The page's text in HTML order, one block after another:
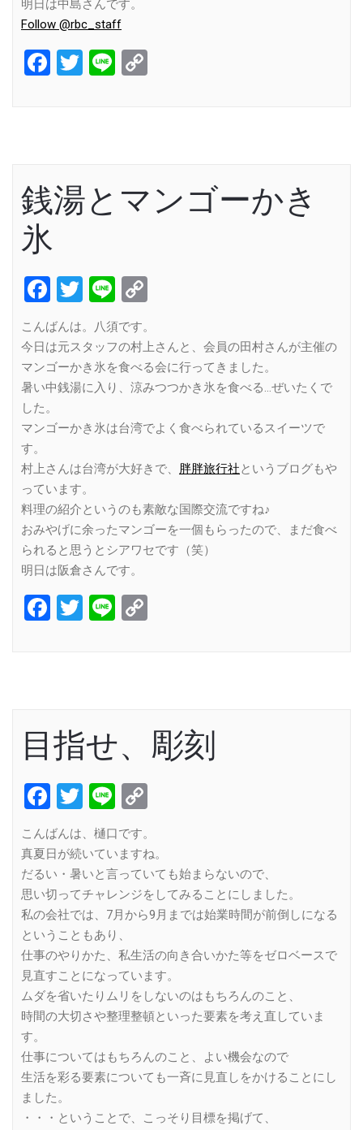
明日は中島さんです。
Follow @rbc_staff
Facebook
Twitter
Line
銭湯とマンゴーかき
氷
Facebook
Twitter
Line
こんばんは。八須です。
今日は元スタッフの村上さんと、会員の田村さんが主催の
マンゴーかき氷を食べる会に行ってきました。
暑い中銭湯に入り、涼みつつかき氷を食べる…ぜいたくで
した。
マンゴーかき氷は台湾でよく食べられているスイーツで
す。
村上さんは台湾が大好きで、 胖胖旅行社というブログもや
っています。
料理の紹介というのも素敵な国際交流ですね♪
おみやげに余ったマンゴーを一個もらったので、まだ食べ
られると思うとシアワセです（笑）
明日は阪倉さんです。
Facebook
Twitter
Line
目指せ、彫刻
Facebook
Twitter
Line
こんばんは、樋口です。
真夏日が続いていますね。
だるい・暑いと言っていても始まらないので、
思い切ってチャレンジをしてみることにしました。
私の会社では、7月から9月までは始業時間が前倒しになる
ということもあり、
仕事のやりかた、私生活の向き合いかた等をゼロベースで
見直すことになっています。
ムダを省いたりムリをしないのはもちろんのこと、
時間の大切さや整理整頓といった要素を考え直していま
す。
仕事についてはもちろんのこと、よい機会なので
生活を彩る要素についても一斉に見直しをかけることにし
ました。
・・・ということで、こっそり目標を掲げて、